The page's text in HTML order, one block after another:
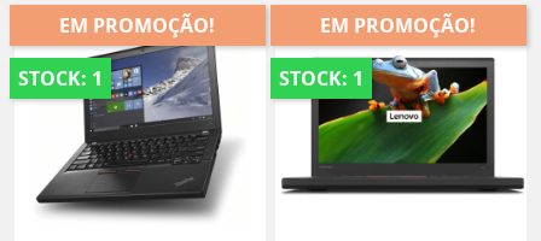
EM PROMOÇÃO!
STOCK: 1
EM PROMOÇÃO!
STOCK: 1